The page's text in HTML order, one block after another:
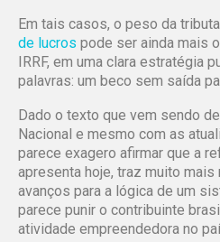
Em tais casos, o peso da
de lucros pode ser ainda mais
IRRF, em uma clara estratégia
palavras: um beco sem saída
Dado o texto que vem sendo
Nacional e mesmo com as
parece exagero afirmar que a
apresenta hoje, traz muito
avanços para a lógica de um
parece punir o contribuinte
atividade empreendedora no